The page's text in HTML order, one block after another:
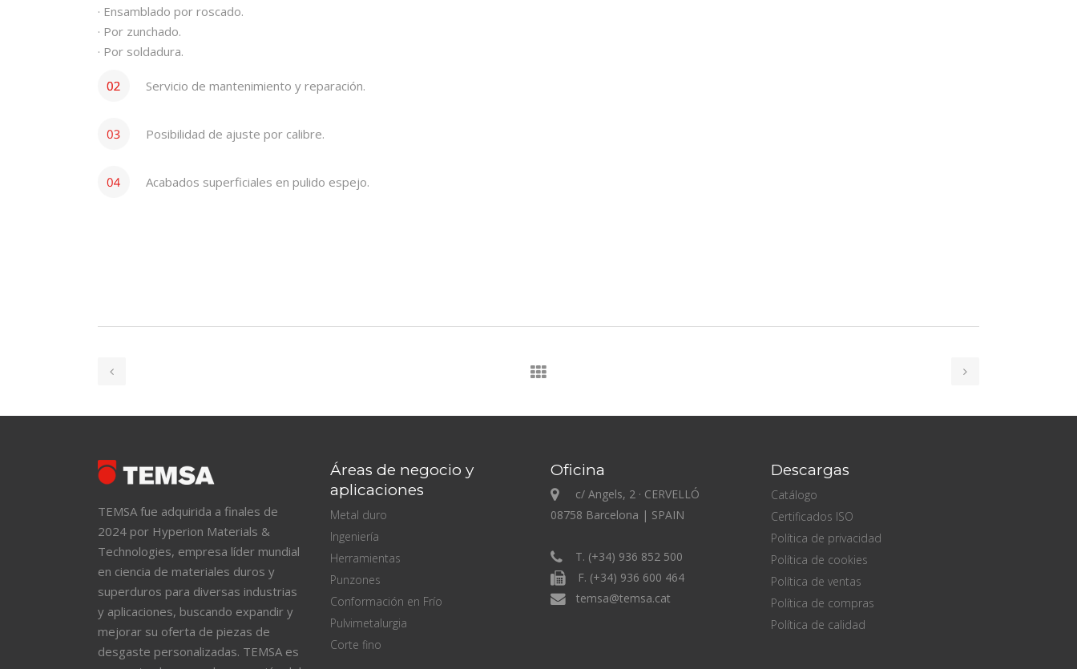
· Ensamblado por roscado.
· Por zunchado.
· Por soldadura.
Servicio de mantenimiento y reparación.
Posibilidad de ajuste por calibre.
Acabados superficiales en pulido espejo.
TEMSA fue adquirida a finales de
2024 por Hyperion Materials &
Technologies, empresa líder mundial
en ciencia de materiales duros y
superduros para diversas industrias
y aplicaciones, buscando expandir y
mejorar su oferta de piezas de
desgaste personalizadas. TEMSA es
Áreas de negocio y
aplicaciones
Metal duro
Ingeniería
Herramientas
Punzones
Conformación en Frío
Pulvimetalurgia
Corte fino
Oficina
c/ Angels, 2 · CERVELLÓ
08758 Barcelona | SPAIN
T. (+34) 936 852 500
F. (+34) 936 600 464
temsa@temsa.cat
Descargas
Catálogo
Certificados ISO
Política de privacidad
Política de cookies
Política de ventas
Política de compras
Política de calidad